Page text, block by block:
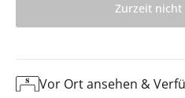
Zurzeit
Vor Ort ansehen &